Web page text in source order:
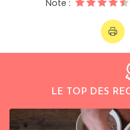
Note :
LE TOP DES